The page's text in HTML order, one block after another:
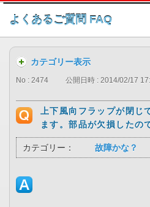
このページの
よくあるご質問 FAQ
カテゴリー表示
No : 2474 公開日時 : 2014/02/17
上下風向フラップが閉じ
ます。部品が欠損したの
カテゴリー： 故障かな？